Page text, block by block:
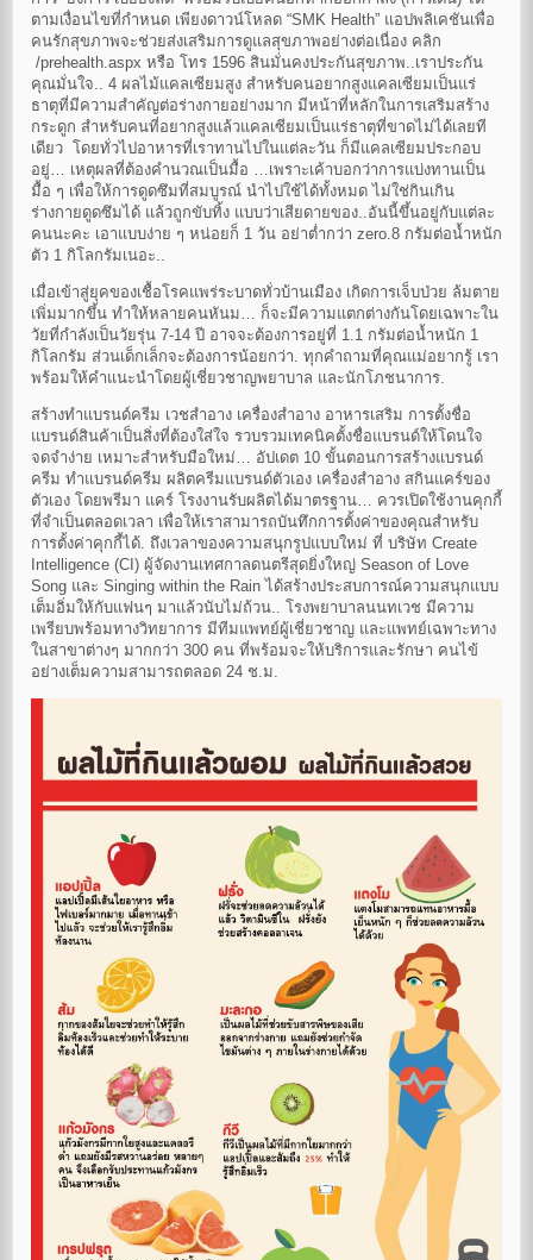
ตามเงื่อนไขที่กำหนด เพียงดาวน์โหลด “SMK Health” แอปพลิเคชันเพื่อ
คนรักสุขภาพจะช่วยส่งเสริมการดูแลสุขภาพอย่างต่อเนื่อง คลิก
/prehealth.aspx หรือ โทร 1596 สินมั่นคงประกันสุขภาพ..เราประกัน
คุณมั่นใจ.. 4 ผลไม้แคลเซียมสูง สำหรับคนอยากสูงแคลเซียมเป็นแร่
ธาตุที่มีความสำคัญต่อร่างกายอย่างมาก มีหน้าที่หลักในการเสริมสร้าง
กระดูก สำหรับคนที่อยากสูงแล้วแคลเซียมเป็นแร่ธาตุที่ขาดไม่ได้เลยที
เดียว โดยทั่วไปอาหารที่เราทานไปในแต่ละวัน ก็มีแคลเซียมประกอบ
อยู่… เหตุผลที่ต้องคำนวณเป็นมื้อ …เพราะเค้าบอกว่าการแบ่งทานเป็น
มื้อ ๆ เพื่อให้การดูดซึมที่สมบูรณ์ นำไปใช้ได้ทั้งหมด ไม่ใช่กินเกิน
ร่างกายดูดซึมได้ แล้วถูกขับทิ้ง แบบว่าเสียดายของ..อันนี้ขึ้นอยู่กับแต่ละ
คนนะคะ เอาแบบง่าย ๆ หน่อยก็ 1 วัน อย่าต่ำกว่า zero.8 กรัมต่อน้ำหนัก
ตัว 1 กิโลกรัมเนอะ..
เมื่อเข้าสู่ยุคของเชื้อโรคแพร่ระบาดทั่วบ้านเมือง เกิดการเจ็บป่วย ล้มตาย
เพิ่มมากขึ้น ทำให้หลายคนหันม… ก็จะมีความแตกต่างกันโดยเฉพาะใน
วัยที่กำลังเป็นวัยรุ่น 7-14 ปี อาจจะต้องการอยู่ที่ 1.1 กรัมต่อน้ำหนัก 1
กิโลกรัม ส่วนเด็กเล็กจะต้องการน้อยกว่า. ทุกคำถามที่คุณแม่อยากรู้ เรา
พร้อมให้คำแนะนำโดยผู้เชี่ยวชาญพยาบาล และนักโภชนาการ.
สร้างทำแบรนด์ครีม เวชสำอาง เครื่องสำอาง อาหารเสริม การตั้งชื่อ
แบรนด์สินค้าเป็นสิ่งที่ต้องใส่ใจ รวบรวมเทคนิคตั้งชื่อแบรนด์ให้โดนใจ
จดจำง่าย เหมาะสำหรับมือใหม่… อัปเดต 10 ขั้นตอนการสร้างแบรนด์
ครีม ทำแบรนด์ครีม ผลิตครีมแบรนด์ตัวเอง เครื่องสำอาง สกินแคร์ของ
ตัวเอง โดยพรีมา แคร์ โรงงานรับผลิตได้มาตรฐาน… ควรเปิดใช้งานคุกกี้
ที่จำเป็นตลอดเวลา เพื่อให้เราสามารถบันทึกการตั้งค่าของคุณสำหรับ
การตั้งค่าคุกกี้ได้. ถึงเวลาของความสนุกรูปแบบใหม่ ที่ บริษัท Create
Intelligence (CI) ผู้จัดงานเทศกาลดนตรีสุดยิ่งใหญ่ Season of Love
Song และ Singing within the Rain ได้สร้างประสบการณ์ความสนุกแบบ
เต็มอิ่มให้กับแฟนๆ มาแล้วนับไม่ถ้วน.. โรงพยาบาลนนทเวช มีความ
เพรียบพร้อมทางวิทยาการ มีทีมแพทย์ผู้เชี่ยวชาญ และแพทย์เฉพาะทาง
ในสาขาต่างๆ มากกว่า 300 คน ที่พร้อมจะให้บริการและรักษา คนไข้
อย่างเต็มความสามารถตลอด 24 ช.ม.